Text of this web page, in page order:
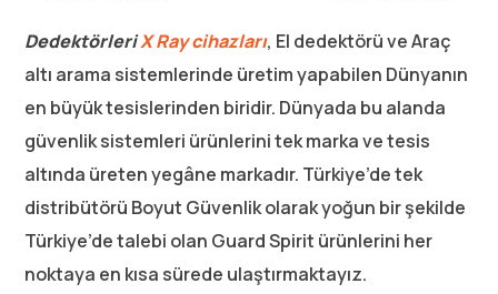
DedektörleriX Ray cihazları, El dedektörü ve Araç
altı arama sistemlerinde üretim yapabilen Dünyanın
en büyük tesislerinden biridir. Dünyada bu alanda
güvenlik sistemleri ürünlerini tek marka ve tesis
altında üreten yegâne markadır. Türkiye’de tek
distribütörü Boyut Güvenlik olarak yoğun bir şekilde
Türkiye’de talebi olan Guard Spirit ürünlerini her
noktaya en kısa sürede ulaştırmaktayız.